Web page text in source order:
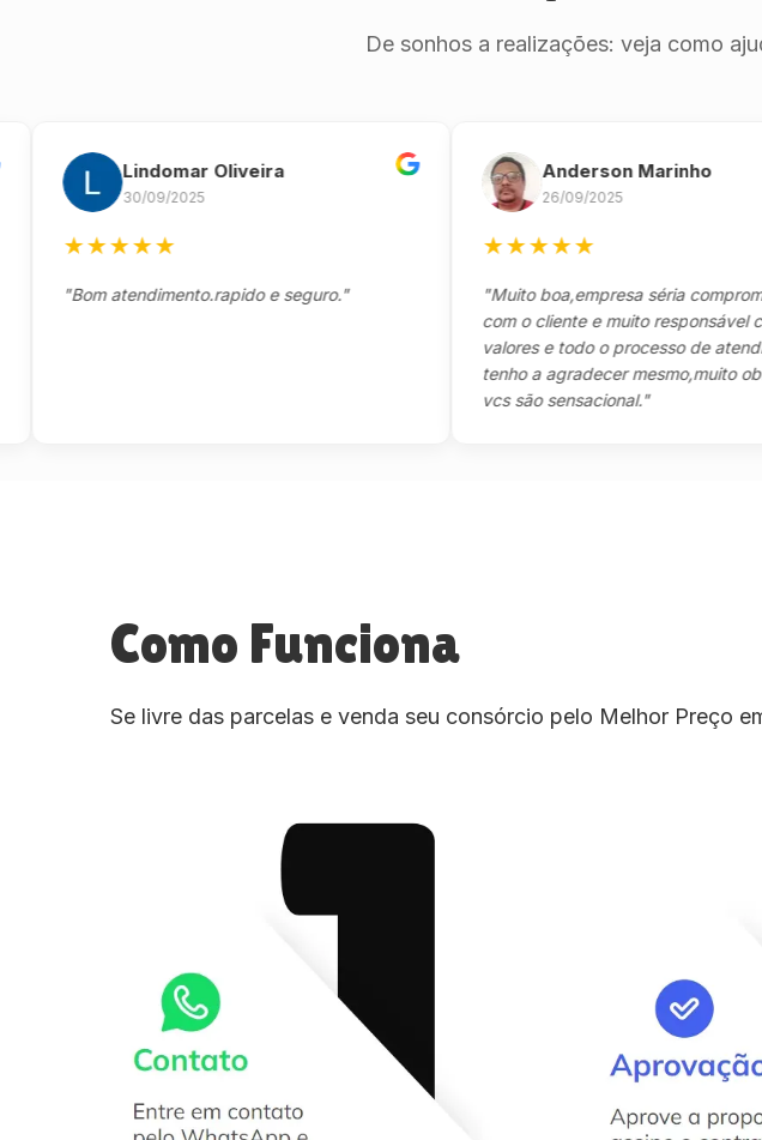
De sonhos a realizações: veja como
Lindomar Oliveira
30/09/2025
★★★
"Bom atendimento.rapido e seguro."
Anderson Marinho
26/09/2025
★★★
"Muito boa,empresa séria comprometida
com o cliente e muito responsável com
valores e todo o processo de
tenho a agradecer mesmo,muito
vcs são sensacional."
Como Funciona
Se livre das parcelas e venda seu consórcio pelo Melhor Preço